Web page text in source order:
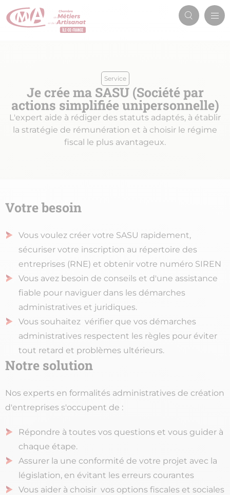
Aller
au
Service
Je crée ma SASU (Société par
actions simplifiée unipersonnelle)
L'expert aide à rédiger des statuts adaptés, à établir
la stratégie de rémunération et à choisir le régime
fiscal le plus avantageux.
Votre besoin
Vous voulez créer votre SASU rapidement,
sécuriser votre inscription au répertoire des
entreprises (RNE) et obtenir votre numéro SIREN​
Vous avez besoin de conseils et d'une assistance
fiable pour naviguer dans les démarches
administratives et juridiques.​
Vous souhaitez vérifier que vos démarches
administratives respectent les règles pour éviter
tout retard et problèmes ultérieurs.
Notre solution
Nos experts en formalités administratives de création
d'entreprises s'occupent de :​
Répondre à toutes vos questions et vous guider à
chaque étape.​
Assurer la une conformité de votre projet avec la
législation, en évitant les erreurs courantes​
Vous aider à choisir vos options fiscales et sociales​